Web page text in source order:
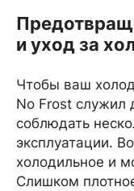
и уход за
Чтобы ваш
No Frost служил
соблюдать
эксплуатации.
холодильное и
Слишком